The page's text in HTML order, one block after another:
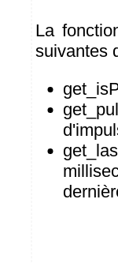
La
suivantes